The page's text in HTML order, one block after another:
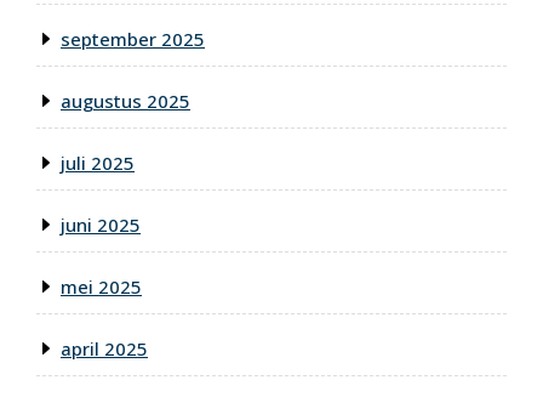
september 2025
augustus 2025
juli 2025
juni 2025
mei 2025
april 2025